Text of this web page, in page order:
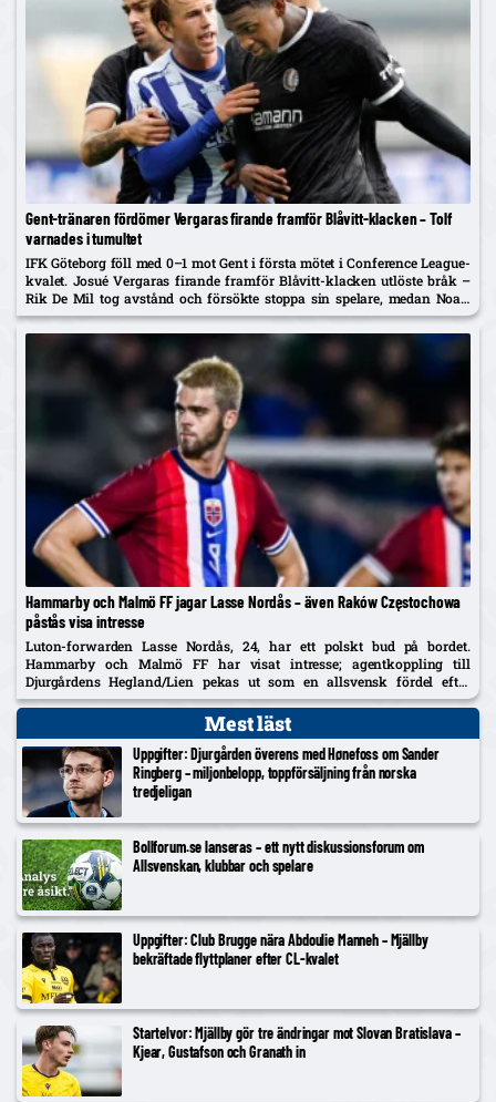
Gent-tränaren fördömer Vergaras firande framför Blåvitt-klacken – Tolf
varnades i tumultet
IFK Göteborg föll med 0–1 mot Gent i första mötet i Conference League-
kvalet. Josué Vergaras firande framför Blåvitt-klacken utlöste bråk –
Rik De Mil tog avstånd och försökte stoppa sin spelare, medan Noah
Tolf varnades och Erlingmark sågar domarinsatsen.
Hammarby och Malmö FF jagar Lasse Nordås – även Raków Częstochowa
påstås visa intresse
Luton-forwarden Lasse Nordås, 24, har ett polskt bud på bordet.
Hammarby och Malmö FF har visat intresse; agentkoppling till
Djurgårdens Hegland/Lien pekas ut som en allsvensk fördel efter
norrmannens succélån i Heerenveen.
Mest läst
Uppgifter: Djurgården överens med Hønefoss om Sander
Ringberg – miljonbelopp, toppförsäljning från norska
tredjeligan
Bollforum.se lanseras – ett nytt diskussionsforum om
Allsvenskan, klubbar och spelare
Uppgifter: Club Brugge nära Abdoulie Manneh – Mjällby
bekräftade flyttplaner efter CL-kvalet
Startelvor: Mjällby gör tre ändringar mot Slovan Bratislava –
Kjear, Gustafson och Granath in